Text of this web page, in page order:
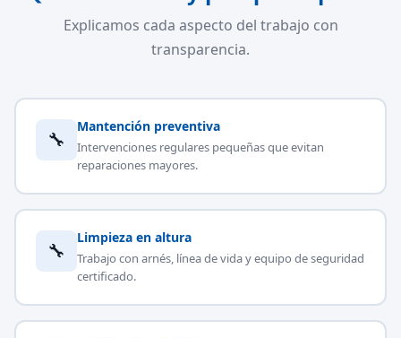
Explicamos cada aspecto del trabajo con
transparencia.
🔧
Mantención preventiva
Intervenciones regulares pequeñas que evitan
reparaciones mayores.
🔧
Limpieza en altura
Trabajo con arnés, línea de vida y equipo de seguridad
certificado.